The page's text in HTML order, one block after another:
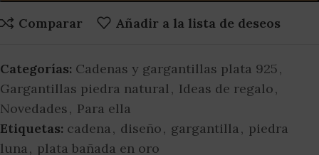
Comparar Añadir a la lista de deseos
Categorías: Cadenas y gargantillas plata 925,
Gargantillas piedra natural, Ideas de regalo,
Novedades, Para ella
Etiquetas: cadena, diseño, gargantilla, piedra
luna, plata bañada en oro